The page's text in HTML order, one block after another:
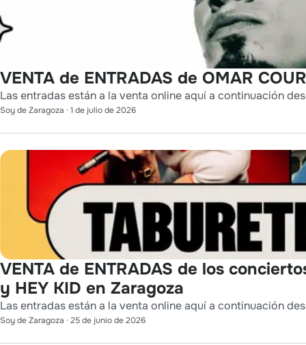
VENTA de ENTRADAS de OMAR
Las entradas están a la venta online aquí a continuación
Soy de Zaragoza · 1 de julio de 2026
VENTA de ENTRADAS de los
y HEY KID en Zaragoza
Las entradas están a la venta online aquí a continuación
Soy de Zaragoza · 25 de junio de 2026